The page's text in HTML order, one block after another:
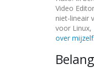
Video
niet-lineair
voor Linux,
over